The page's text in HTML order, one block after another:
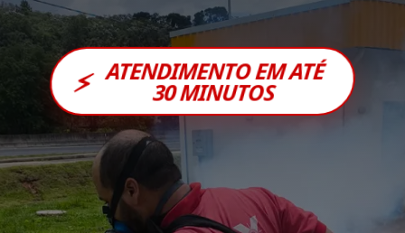
⚡ ATENDIMENTO EM ATÉ
30 MINUTOS